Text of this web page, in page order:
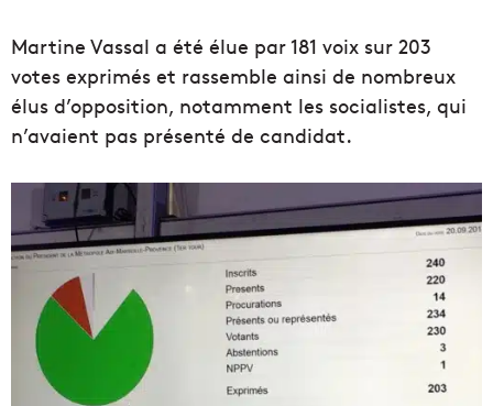
Martine Vassal a été élue par 181 voix sur 203
votes exprimés et rassemble ainsi de nombreux
élus d’opposition, notamment les socialistes, qui
n’avaient pas présenté de candidat.